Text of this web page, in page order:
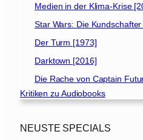
Medien in der Klima-Krise
Star Wars: Die
Der Turm [1973]
Darktown [2016]
Die Rache von Captain
Kritiken zu Audiobooks
NEUSTE SPECIALS